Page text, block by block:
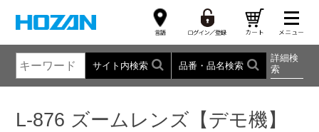
サイト内検索 品番・品名検索
詳細検
索
L-876 ズームレンズ【デモ機】